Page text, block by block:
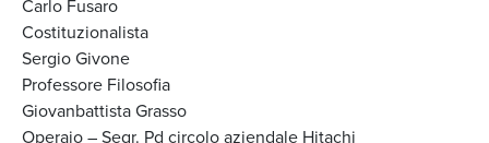
Carlo Fusaro
Costituzionalista
Sergio Givone
Professore Filosofia
Giovanbattista Grasso
Operaio – Segr. Pd circolo aziendale Hitachi